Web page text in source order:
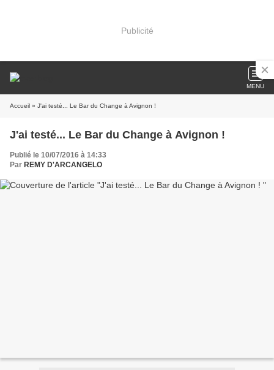
Publicité
MENU
Accueil » J'ai testé... Le Bar du Change à Avignon !
J'ai testé... Le Bar du Change à Avignon !
Publié le 10/07/2016 à 14:33
Par REMY D'ARCANGELO